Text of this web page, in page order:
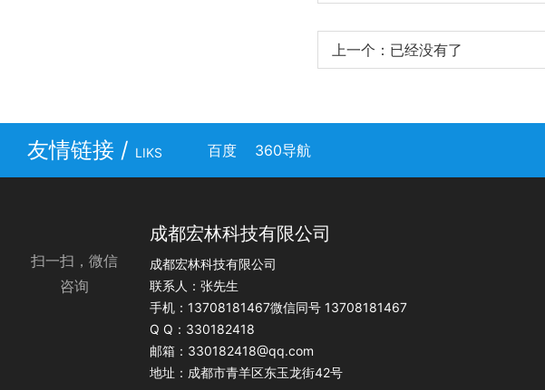
上一个：已经没有了
友情链接 / LIKS 百度 360导航
扫一扫，微信
咨询
成都宏林科技有限公司
成都宏林科技有限公司
联系人：张先生
手机：13708181467微信同号 13708181467
Q Q：330182418
邮箱：330182418@qq.com
地址：成都市青羊区东玉龙街42号